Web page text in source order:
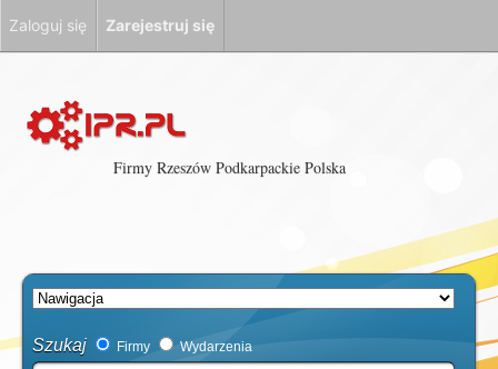
Firmy Rzeszów Podkarpackie Polska
Szukaj Firmy Wydarzenia
Zaloguj się Zarejestruj się